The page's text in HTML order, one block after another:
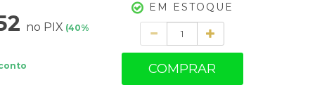
no PIX (40%
EM ESTOQUE
COMPRAR